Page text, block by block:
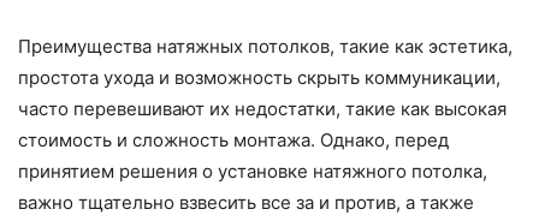
Преимущества натяжных потолков, такие как эстетика,
простота ухода и возможность скрыть коммуникации,
часто перевешивают их недостатки, такие как высокая
стоимость и сложность монтажа. Однако, перед
принятием решения о установке натяжного потолка,
важно тщательно взвесить все за и против, а также